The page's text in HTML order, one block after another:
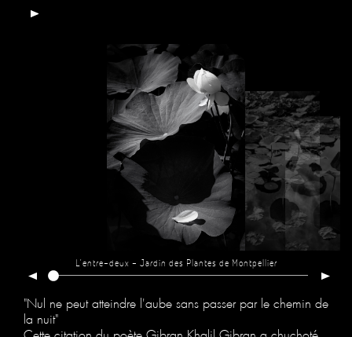
L'entre-deux - Jardin des Plantes de Montpellier
"Nul ne peut atteindre l'aube sans passer par le chemin de
la nuit"
Cette citation du poète Gibran Khalil Gibran a chuchoté